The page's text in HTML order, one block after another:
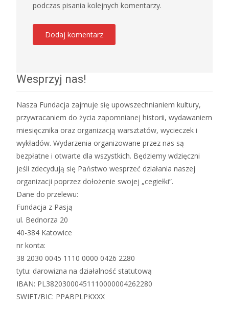
podczas pisania kolejnych komentarzy.
Wesprzyj nas!
Nasza Fundacja zajmuje się upowszechnianiem kultury,
przywracaniem do życia zapomnianej historii, wydawaniem
miesięcznika oraz organizacją warsztatów, wycieczek i
wykładów. Wydarzenia organizowane przez nas są
bezpłatne i otwarte dla wszystkich. Będziemy wdzięczni
jeśli zdecydują się Państwo wesprzeć działania naszej
organizacji poprzez dołożenie swojej „cegiełki”.
Dane do przelewu:
Fundacja z Pasją
ul. Bednorza 20
40-384 Katowice
nr konta:
38 2030 0045 1110 0000 0426 2280
tytu: darowizna na działalność statutową
IBAN: PL38203000451110000004262280
SWIFT/BIC: PPABPLPKXXX